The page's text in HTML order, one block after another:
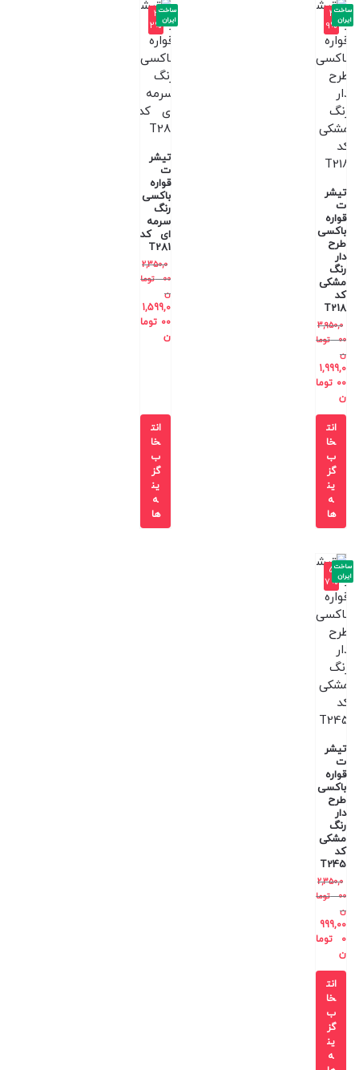
-4
9%
تیشر
ت
قواره
باکسی
طرح
دار
رنگ
مشکی
کد
T218
3,950,0
00
توما
ن
1,999,0
00 توما
ن
ساخت
ایران
انت
خا
ب
گز
ین
ه
ها
-3
2%
تیشر
ت
قواره
باکسی
رنگ
سرمه
ای کد
T281
2,350,0
00
توما
ن
1,599,0
00 توما
ن
ساخت
ایران
انت
خا
ب
گز
ین
ه
ها
-5
7%
تیشر
ت
قواره
باکسی
طرح
دار
رنگ
مشکی
کد
T245
2,350,0
00
توما
ن
999,00
0
توما
ن
ساخت
ایران
انت
خا
ب
گز
ین
ه